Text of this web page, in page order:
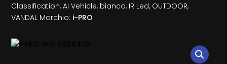
Classification,AI Vehicle, bianco, IR Led, OUTDOOR,
VANDAL Marchio: i-PRO